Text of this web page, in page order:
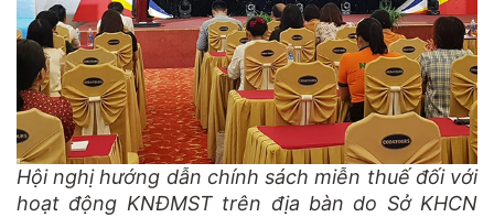
Hội nghị hướng dẫn chính sách miễn thuế đối với
hoạt động KNĐMST trên địa bàn do Sở KHCN